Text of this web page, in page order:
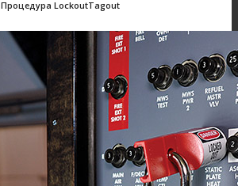
Процедура LockoutTagout